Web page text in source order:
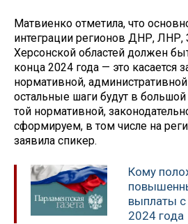
Матвиенко отметила, что
интеграции регионов ДНР, ЛНР,
Херсонской областей должен
конца 2024 года — это касается
нормативной,
остальные шаги будут в большой
той нормативной,
сформируем, в том числе на
заявила спикер.
Кому
выплаты
2024 года